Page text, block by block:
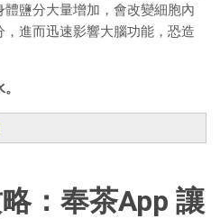
鹽分大量增加，會改變細胞內
進而迅速影響大腦功能，恐造
：奉茶App 讓